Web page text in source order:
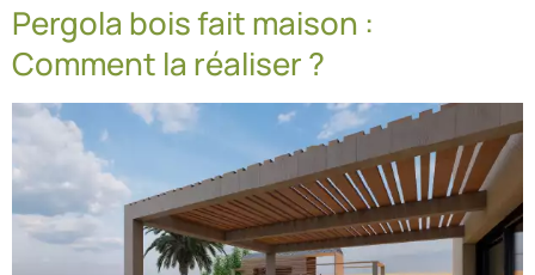
Pergola bois fait maison :
Comment la réaliser ?